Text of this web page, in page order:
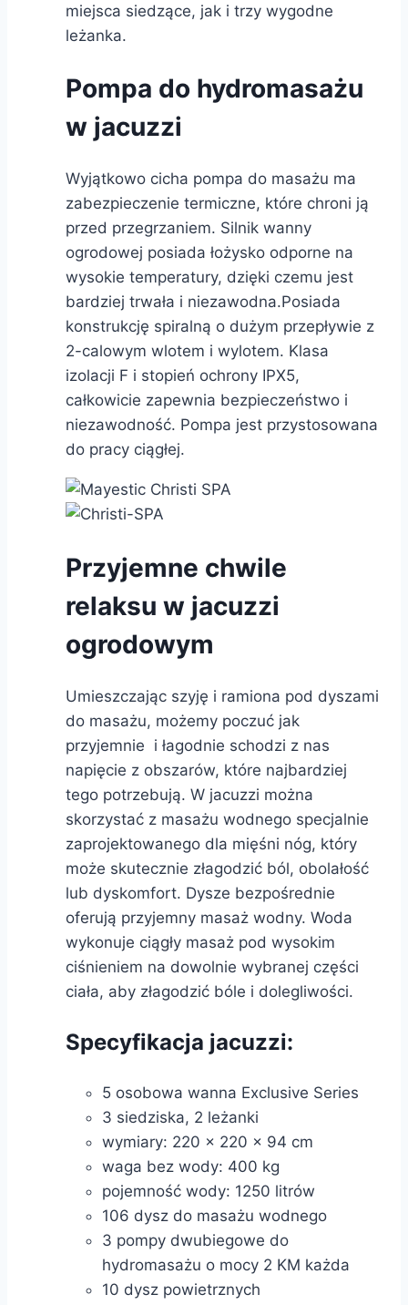
miejsca siedzące, jak i trzy wygodne
leżanka.
Pompa do hydromasażu
w jacuzzi
Wyjątkowo cicha pompa do masażu ma
zabezpieczenie termiczne, które chroni ją
przed przegrzaniem. Silnik wanny
ogrodowej posiada łożysko odporne na
wysokie temperatury, dzięki czemu jest
bardziej trwała i niezawodna.Posiada
konstrukcję spiralną o dużym przepływie z
2-calowym wlotem i wylotem. Klasa
izolacji F i stopień ochrony IPX5,
całkowicie zapewnia bezpieczeństwo i
niezawodność. Pompa jest przystosowana
do pracy ciągłej.
Przyjemne chwile
relaksu w jacuzzi
ogrodowym
Umieszczając szyję i ramiona pod dyszami
do masażu, możemy poczuć jak
przyjemnie i łagodnie schodzi z nas
napięcie z obszarów, które najbardziej
tego potrzebują. W jacuzzi można
skorzystać z masażu wodnego specjalnie
zaprojektowanego dla mięśni nóg, który
może skutecznie złagodzić ból, obolałość
lub dyskomfort. Dysze bezpośrednie
oferują przyjemny masaż wodny. Woda
wykonuje ciągły masaż pod wysokim
ciśnieniem na dowolnie wybranej części
ciała, aby złagodzić bóle i dolegliwości.
Specyfikacja jacuzzi:
5 osobowa wanna Exclusive Series
3 siedziska, 2 leżanki
wymiary: 220 x 220 x 94 cm
waga bez wody: 400 kg
pojemność wody: 1250 litrów
106 dysz do masażu wodnego
3 pompy dwubiegowe do
hydromasażu o mocy 2 KM każda
10 dysz powietrznych